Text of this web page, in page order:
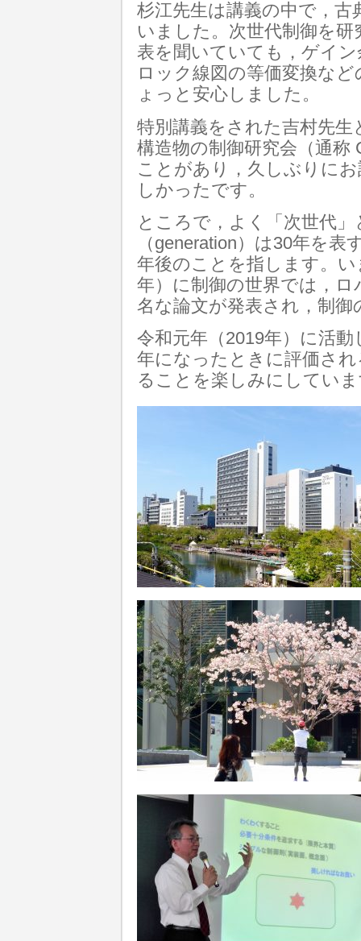
杉江先生は講義の中で，
いました。次世代制御を
表を聞いていても，ゲイ
ロック線図の等価変換な
ょっと安心しました。
特別講義をされた吉村先生
構造物の制御研究会（通称
ことがあり，久しぶりに
しかったです。
ところで，よく「次世代
（generation）は30年を
年後のことを指します。
年）に制御の世界では，
名な論文が発表され，制
令和元年（2019年）に活
年になったときに評価さ
ることを楽しみにしてい